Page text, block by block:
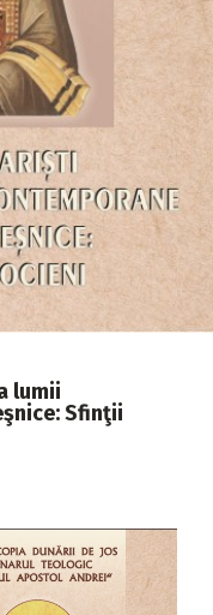
lumii
Sfinţii